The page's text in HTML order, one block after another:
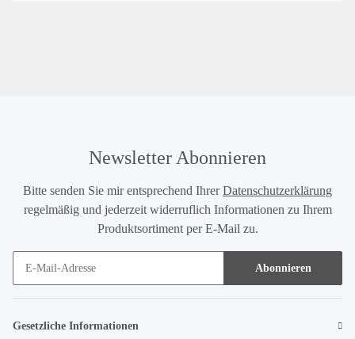
Newsletter Abonnieren
Bitte senden Sie mir entsprechend IhrerDatenschutzerklärung
regelmäßig und jederzeit widerruflich Informationen zu Ihrem
Produktsortiment per E-Mail zu.
Abonnieren
Gesetzliche Informationen